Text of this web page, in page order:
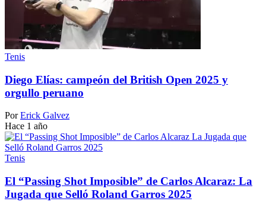
Tenis
Diego Elías: campeón del British Open 2025 y
orgullo peruano
Por Erick Galvez
Hace 1 año
Tenis
El “Passing Shot Imposible” de Carlos Alcaraz: La
Jugada que Selló Roland Garros 2025